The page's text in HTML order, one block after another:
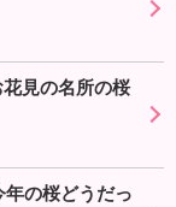
見の名所の桜
の桜どうだっ